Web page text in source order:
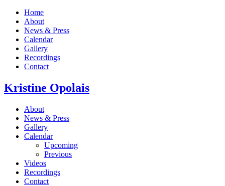
Home
About
News & Press
Calendar
Gallery
Recordings
Contact
Kristine Opolais
About
News & Press
Gallery
Calendar
Upcoming
Previous
Videos
Recordings
Contact